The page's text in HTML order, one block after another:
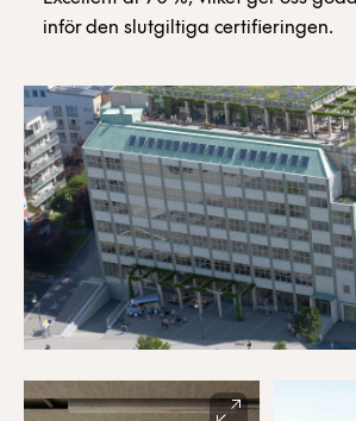
inför den slutgiltiga certifieringen.